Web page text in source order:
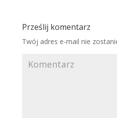
Prześlij komentarz
Twój adres e-mail nie